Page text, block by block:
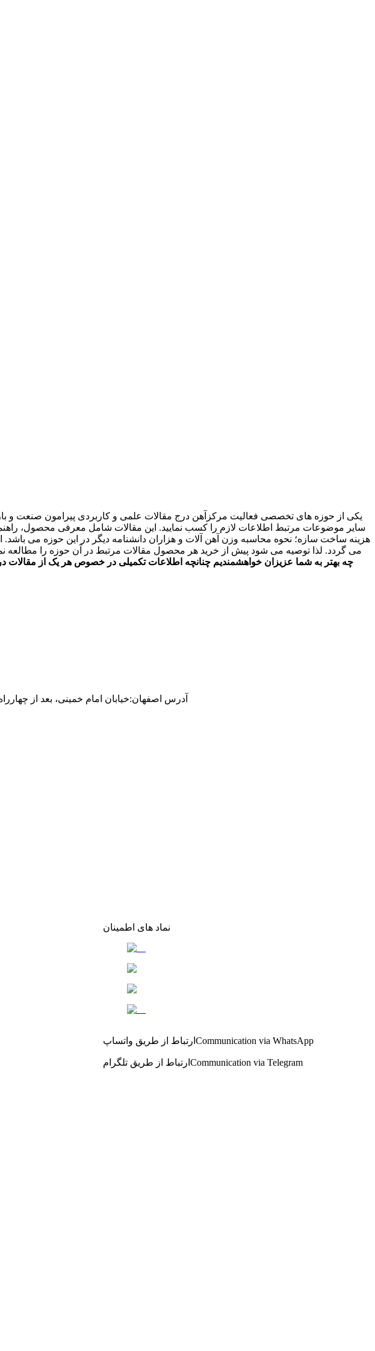
یکی از حوزه های تخصصی فعالیت مرکزآهن درج مقالات علمی و کاربردی پیرامون صنعت و
سایر موضوعات مرتبط اطلاعات لازم را کسب نمایید. این مقالات شامل معرفی محصول،
هزینه ساخت سازه؛ نحوه محاسبه وزن آهن آلات و هزاران دانشنامه دیگر در این حوزه می
می گردد. لذا توصیه می شود پیش از خرید هر محصول مقالات مرتبط در آن حوزه را مطالعه
چه بهتر به شما عزیزان خواهشمندیم چنانچه اطلاعات تکمیلی در خصوص هر یک از مقالات
آدرس اصفهان:خیابان امام خمینی، بعد از چهارراه شریف،
نماد های اطمینان
ارتباط از طریق واتساپ Communication via WhatsApp
ارتباط از طریق تلگرام Communication via Telegram